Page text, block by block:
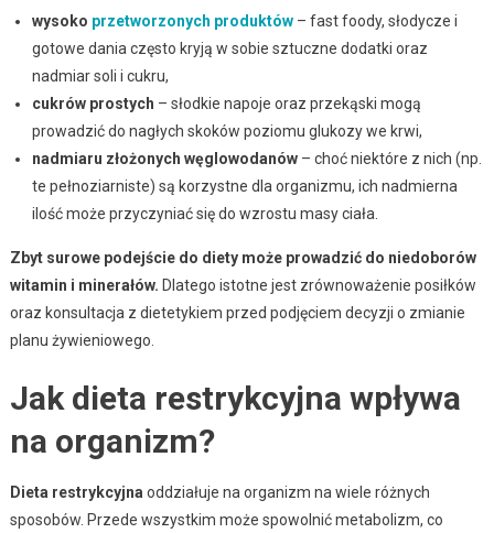
wysoko przetworzonych produktów– fast foody, słodycze i
gotowe dania często kryją w sobie sztuczne dodatki oraz
nadmiar soli i cukru,
cukrów prostych – słodkie napoje oraz przekąski mogą
prowadzić do nagłych skoków poziomu glukozy we krwi,
nadmiaru złożonych węglowodanów– choć niektóre z nich (np.
te pełnoziarniste) są korzystne dla organizmu, ich nadmierna
ilość może przyczyniać się do wzrostu masy ciała.
Zbyt surowe podejście do diety może prowadzić do niedoborów
witamin i minerałów. Dlatego istotne jest zrównoważenie posiłków
oraz konsultacja z dietetykiem przed podjęciem decyzji o zmianie
planu żywieniowego.
Jak dieta restrykcyjna wpływa
na organizm?
Dieta restrykcyjna oddziałuje na organizm na wiele różnych
sposobów. Przede wszystkim może spowolnić metabolizm, co